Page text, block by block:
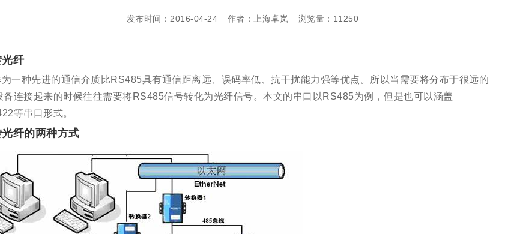
发布时间：2016-04-24 作者：上海卓岚 浏览量：11250
纤
一种先进的通信介质比RS485具有通信距离远、误码率低、抗干扰能力强等优点。所以当需要将分布于很远的
备连接起来的时候往往需要将RS485信号转化为光纤信号。本文的串口以RS485为例，但是也可以涵盖
等串口形式。
纤的两种方式